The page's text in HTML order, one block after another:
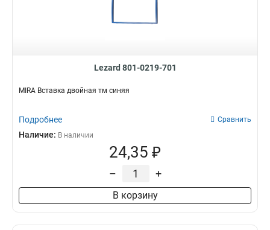
Lezard 801-0219-701
MIRA Вставка двойная тм синяя
Подробнее Сравнить
Наличие: В наличии
24,35 ₽
– +
В корзину